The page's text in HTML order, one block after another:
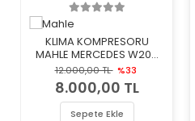
KLIMA KOMPRESORU
MAHLE MERCEDES W203
CL203 C209 C219 W211
W220 W639 B906
12.000,00 TL %33
8.000,00 TL
Sepete Ekle